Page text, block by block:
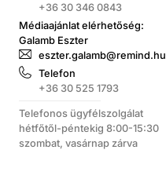
+36 30 346 0843
Médiaajánlat elérhetőség:
Galamb Eszter
eszter.galamb@remind.hu
Telefon
+36 30 525 1793
Telefonos ügyfélszolgálat
hétfőtől-péntekig 8:00-15:30
szombat, vasárnap zárva